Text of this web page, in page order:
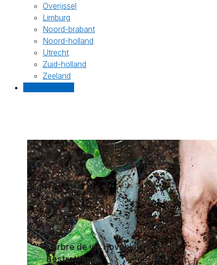
Overijssel
Limburg
Noord-brabant
Noord-holland
Utrecht
Zuid-holland
Zeeland
L’arbre de vie Hoveniers &
Bestratingen